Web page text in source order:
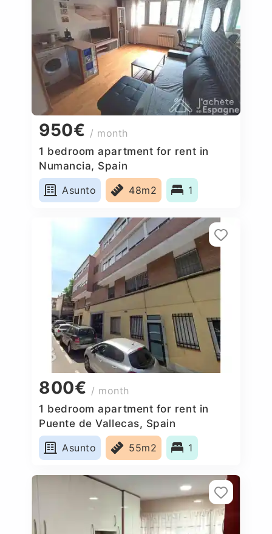
950€ / month
1 bedroom apartment for rent in
Numancia, Spain
Asunto
48m2 1
800€ / month
1 bedroom apartment for rent in
Puente de Vallecas, Spain
Asunto
55m2 1